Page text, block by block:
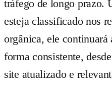
tráfego de longo prazo.
esteja classificado nos
orgânica, ele continuará
forma consistente,
site atualizado e